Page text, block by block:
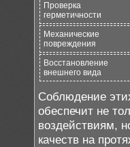
Проверка
герметичности
Механические
повреждения
Восстановление
внешнего вида
Соблюдение
обеспечит не
воздействиям,
качеств на